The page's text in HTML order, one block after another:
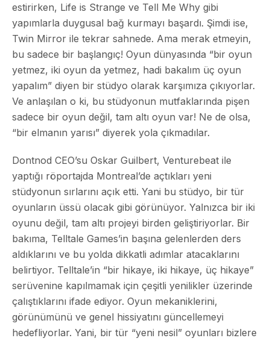
estirirken, Life is Strange ve Tell Me Why gibi
yapımlarla duygusal bağ kurmayı başardı. Şimdi ise,
Twin Mirror ile tekrar sahnede. Ama merak etmeyin,
bu sadece bir başlangıç! Oyun dünyasında “bir oyun
yetmez, iki oyun da yetmez, hadi bakalım üç oyun
yapalım” diyen bir stüdyo olarak karşımıza çıkıyorlar.
Ve anlaşılan o ki, bu stüdyonun mutfaklarında pişen
sadece bir oyun değil, tam altı oyun var! Ne de olsa,
“bir elmanın yarısı” diyerek yola çıkmadılar.
Dontnod CEO’su Oskar Guilbert, Venturebeat ile
yaptığı röportajda Montreal’de açtıkları yeni
stüdyonun sırlarını açık etti. Yani bu stüdyo, bir tür
oyunların üssü olacak gibi görünüyor. Yalnızca bir iki
oyunu değil, tam altı projeyi birden geliştiriyorlar. Bir
bakıma, Telltale Games’in başına gelenlerden ders
aldıklarını ve bu yolda dikkatli adımlar atacaklarını
belirtiyor. Telltale’in “bir hikaye, iki hikaye, üç hikaye”
serüvenine kapılmamak için çeşitli yenilikler üzerinde
çalıştıklarını ifade ediyor. Oyun mekaniklerini,
görünümünü ve genel hissiyatını güncellemeyi
hedefliyorlar. Yani, bir tür “yeni nesil” oyunları bizlere